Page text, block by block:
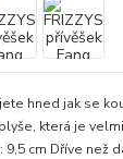
hned jak se
která je
cm Dříve než